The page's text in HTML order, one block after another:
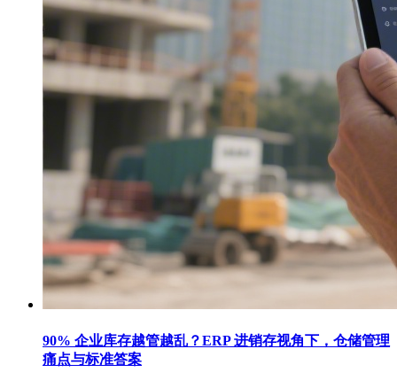
90% 企业库存越管越乱？ERP 进销存视角下，仓储管理
痛点与标准答案